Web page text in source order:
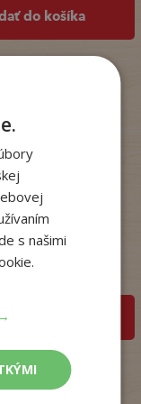
do košíka
do košíka
s našimi